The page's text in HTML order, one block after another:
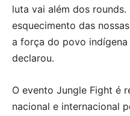
luta vai além dos
esquecimento das
a força do povo indígena
declarou.
O evento Jungle Fight é
nacional e internacional